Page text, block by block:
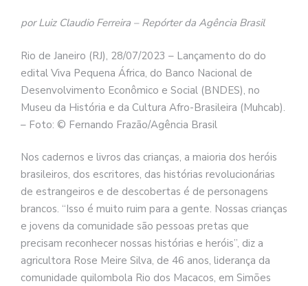
por Luiz Claudio Ferreira – Repórter da Agência Brasil
Rio de Janeiro (RJ), 28/07/2023 – Lançamento do do
edital Viva Pequena África, do Banco Nacional de
Desenvolvimento Econômico e Social (BNDES), no
Museu da História e da Cultura Afro-Brasileira (Muhcab).
– Foto: © Fernando Frazão/Agência Brasil
Nos cadernos e livros das crianças, a maioria dos heróis
brasileiros, dos escritores, das histórias revolucionárias
de estrangeiros e de descobertas é de personagens
brancos. “Isso é muito ruim para a gente. Nossas crianças
e jovens da comunidade são pessoas pretas que
precisam reconhecer nossas histórias e heróis”, diz a
agricultora Rose Meire Silva, de 46 anos, liderança da
comunidade quilombola Rio dos Macacos, em Simões